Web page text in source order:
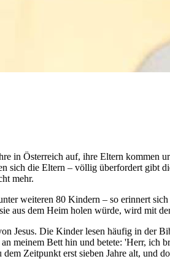
in Österreich auf, ihre Eltern kommen
sich die Eltern – völlig überfordert gibt
mehr.
weiteren 80 Kindern – so erinnert
aus dem Heim holen würde, wird mit
Jesus. Die Kinder lesen häufig in der
meinem Bett hin und betete: 'Herr,
Zeitpunkt erst sieben Jahre alt, und